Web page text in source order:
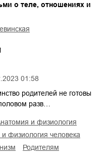
01:58
о теле, отношениях и
родителей не готовы
разв…
анатомия и физиология
и физиология человека
родителям